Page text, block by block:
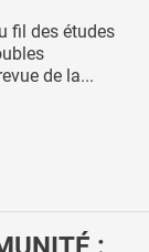
fil des études
de la...